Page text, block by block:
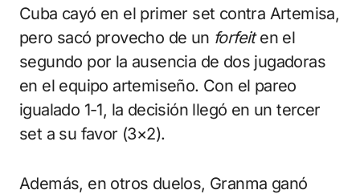
Cuba cayó en el primer set contra Artemisa,
pero sacó provecho de un forfeiten el
segundo por la ausencia de dos jugadoras
en el equipo artemiseño. Con el pareo
igualado 1-1, la decisión llegó en un tercer
set a su favor (3×2).
Además, en otros duelos, Granma ganó